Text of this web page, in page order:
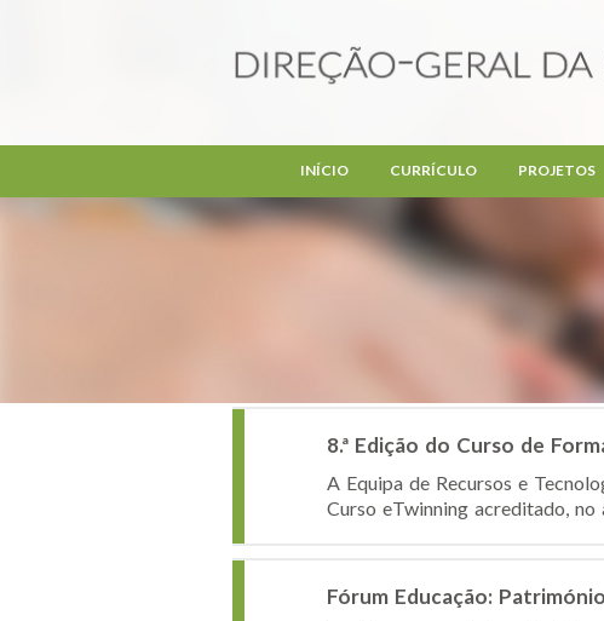
INÍCIO CURRÍCULO PROJETOS
8.ª Edição do Curso de
A Equipa de Recursos e
Curso eTwinning acreditado,
Fórum Educação: